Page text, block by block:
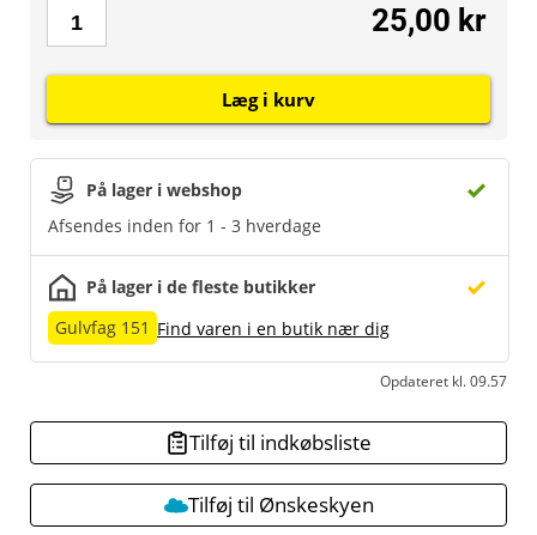
På lager i webshop
Afsendes inden for 1 - 3 hverdage
På lager i de fleste butikker
Gulvfag 151 Find varen i en butik nær dig
Opdateret kl. 09.57
25,00 kr
Læg i kurv
Tilføj til indkøbsliste
Tilføj til Ønskeskyen